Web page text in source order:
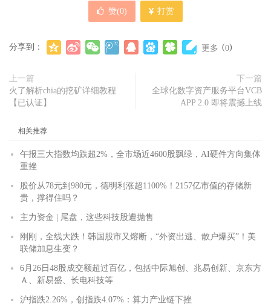
赞(0) 打赏
分享到： 更多 (0)
上一篇
火了解析chia的挖矿详细教程
【已认证】
下一篇
全球化数字资产服务平台VCB
APP 2.0 即将震撼上线
相关推荐
午报三大指数均跌超2%，全市场近4600股飘绿，AI硬件方向集体
重挫
股价从78元到980元，德明利涨超1100%！2157亿市值的存储新
贵，撑得住吗？
主力资金 | 尾盘，这些科技股遭抛售
刚刚，全线大跌！韩国股市又熔断，“外资出逃、散户爆买”！美
联储加息生变？
6月26日48股成交额超过百亿，包括中际旭创、兆易创新、京东方
Ａ、新易盛、长电科技等
沪指跌2.26%，创指跌4.07%：算力产业链下挫